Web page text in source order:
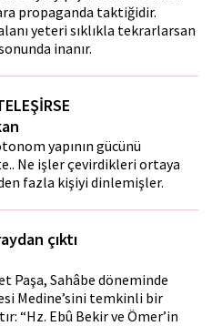
propaganda taktiğidir.
yeteri sıklıkla tekrarlarsan
inanır.
yapının gücünü
Ne işler çevirdikleri ortaya
fazla kişiyi dinlemişler.
çıktı
Paşa, Sahâbe döneminde
Medine’sini temkinli bir
“Hz. Ebû Bekir ve Ömer’in